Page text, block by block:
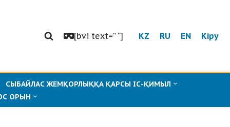
[bvi text=” “] KZ RU EN Кіру
СЫБАЙЛАС ЖЕМҚОРЛЫҚҚА ҚАРСЫ ІС-ҚИМЫЛ
ОРЫН